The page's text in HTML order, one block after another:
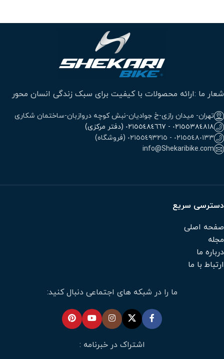
شعار ما :ارائه محصولات با کیفیت برای سبک زندگی انسان محور
تهران- میدان رازی-خ جوادیان-نبش کوچه دروازبان-ساختمان شکاری
٠٢١٥٥٣٨٤٨١٨ - ٠٢١٥٥٤٨٤٦٦٧ (دفتر مرکزی)
٠٢١٥٥٤٨٠١٣٣ - ٠٢١٥٥٤٩٣٢١٥ (فروشگاه)
info@Shekaribike.com
دسترسی سریع
صفحه اصلی
مجله
درباره ما
ارتباط با ما
ما را در شبکه های اجتماعی دنبال کنید:
اشتراک در خبرنامه :